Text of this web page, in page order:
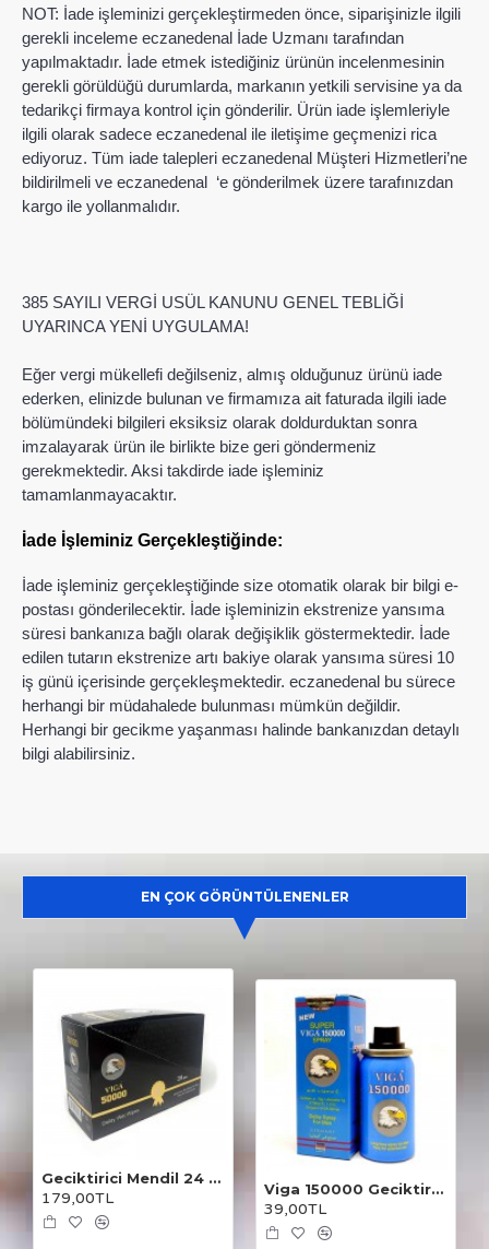
NOT: İade işleminizi gerçekleştirmeden önce, siparişinizle ilgili
gerekli inceleme eczanedenal İade Uzmanı tarafından
yapılmaktadır. İade etmek istediğiniz ürünün incelenmesinin
gerekli görüldüğü durumlarda, markanın yetkili servisine ya da
tedarikçi firmaya kontrol için gönderilir. Ürün iade işlemleriyle
ilgili olarak sadece eczanedenal ile iletişime geçmenizi rica
ediyoruz. Tüm iade talepleri eczanedenal Müşteri Hizmetleri’ne
bildirilmeli ve eczanedenal ‘e gönderilmek üzere tarafınızdan
kargo ile yollanmalıdır.
385 SAYILI VERGİ USÜL KANUNU GENEL TEBLİĞİ
UYARINCA YENİ UYGULAMA!
Eğer vergi mükellefi değilseniz, almış olduğunuz ürünü iade
ederken, elinizde bulunan ve firmamıza ait faturada ilgili iade
bölümündeki bilgileri eksiksiz olarak doldurduktan sonra
imzalayarak ürün ile birlikte bize geri göndermeniz
gerekmektedir. Aksi takdirde iade işleminiz
tamamlanmayacaktır.
İade İşleminiz Gerçekleştiğinde:
İade işleminiz gerçekleştiğinde size otomatik olarak bir bilgi e-
postası gönderilecektir. İade işleminizin ekstrenize yansıma
süresi bankanıza bağlı olarak değişiklik göstermektedir. İade
edilen tutarın ekstrenize artı bakiye olarak yansıma süresi 10
iş günü içerisinde gerçekleşmektedir. eczanedenal bu sürece
herhangi bir müdahalede bulunması mümkün değildir.
Herhangi bir gecikme yaşanması halinde bankanızdan detaylı
bilgi alabilirsiniz.
EN ÇOK GÖRÜNTÜLENENLER
Geciktirici Mendil 24 Adet
179,00TL Viga 150000 Geciktirici Sprey
39,00TL